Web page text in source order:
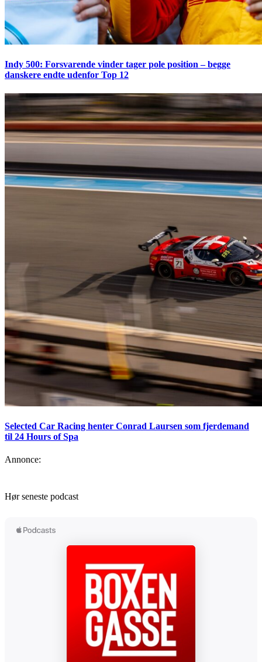
Indy 500: Forsvarende vinder tager pole position – begge
danskere endte udenfor Top 12
Selected Car Racing henter Conrad Laursen som fjerdemand
til 24 Hours of Spa
Annonce:
Hør seneste podcast